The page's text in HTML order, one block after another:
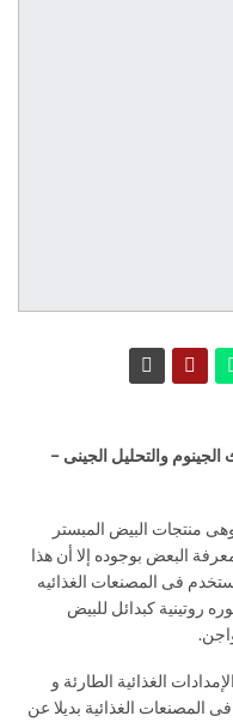
والتحليل الجينى –
منتجات البيض المبستر
البعض بوجوده إلا أن هذا
فى المصنعات الغذائيه
روتينية كبدائل للبيض
الغذائية الطارئة و
المصنعات الغذائية بديلا عن